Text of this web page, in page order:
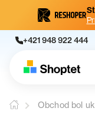
+421 948 922 444
Obchod bol